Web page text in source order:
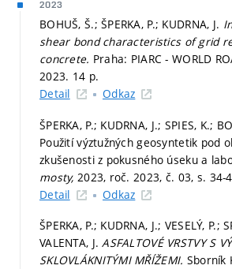
2023
BOHUŠ, Š.; ŠPERKA, P.; KUDRNA, J.
shear bond characteristics of grid
concrete. Praha: PIARC - WORLD
2023. 14 p.
Detail
Odkaz
ŠPERKA, P.; KUDRNA, J.; SPIES, K.;
Použití výztužných geosyntetik pod
zkušenosti z pokusného úseku a
mosty, 2023, roč. 2023, č. 03, s. 34-
Detail
Odkaz
ŠPERKA, P.; KUDRNA, J.; VESELÝ, P.;
VALENTA, J.ASFALTOVÉ VRSTVY S
SKLOVLÁKNITÝMI MŘÍŽEMI. Sborník